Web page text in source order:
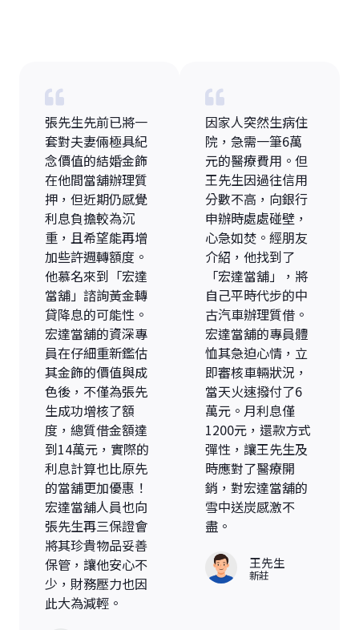
張先生先前已將一
套對夫妻倆極具紀
念價值的結婚金飾
在他間當舖辦理質
押，但近期仍感覺
利息負擔較為沉
重，且希望能再增
加些許週轉額度。
他慕名來到「宏達
當舖」諮詢黃金轉
貸降息的可能性。
宏達當舖的資深專
員在仔細重新鑑估
其金飾的價值與成
色後，不僅為張先
生成功增核了額
度，總質借金額達
到14萬元，實際的
利息計算也比原先
的當舖更加優惠！
宏達當舖人員也向
張先生再三保證會
將其珍貴物品妥善
保管，讓他安心不
少，財務壓力也因
此大為減輕。
因家人突然生病住
院，急需一筆6萬
元的醫療費用。但
王先生因過往信用
分數不高，向銀行
申辦時處處碰壁，
心急如焚。經朋友
介紹，他找到了
「宏達當舖」，將
自己平時代步的中
古汽車辦理質借。
宏達當舖的專員體
恤其急迫心情，立
即審核車輛狀況，
當天火速撥付了6
萬元。月利息僅
1200元，還款方式
彈性，讓王先生及
時應對了醫療開
銷，對宏達當舖的
雪中送炭感激不
盡。
王先生
新莊